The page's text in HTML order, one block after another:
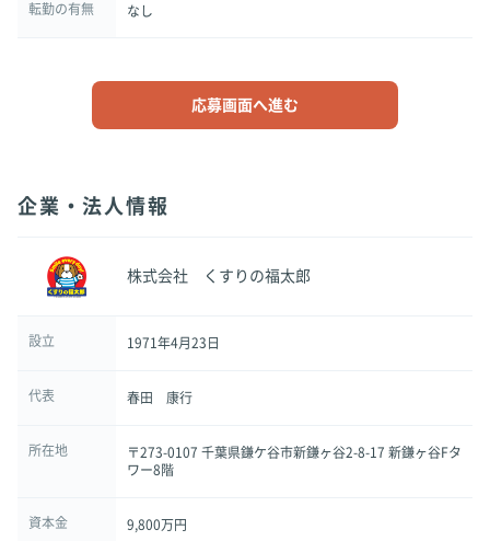
転勤の有無 なし
応募画面へ進む
企業・法人情報
株式会社 くすりの福太郎
設立 1971年4月23日
代表 春田 康行
所在地
〒273-0107 千葉県鎌ケ谷市新鎌ヶ谷2-8-17 新鎌ヶ谷Fタ
ワー8階
資本金 9,800万円